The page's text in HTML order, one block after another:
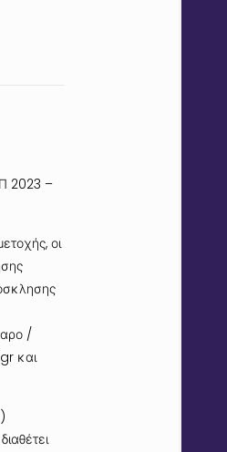
2023 –
οι
/
και
)